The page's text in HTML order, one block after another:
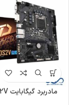
مادربرد گیگابایت H510M DS2V